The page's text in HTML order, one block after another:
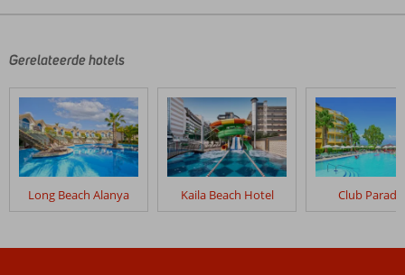
door
klanten
geschreven
na
hun
verblijf
Laguna
Gerelateerde hotels
Long Beach Alanya Kaila Beach Hotel Club